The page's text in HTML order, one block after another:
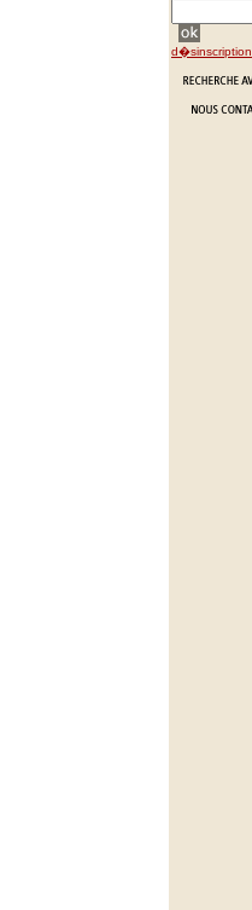
d�sinscription